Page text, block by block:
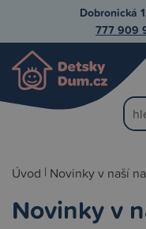
Dobronická
777 909
Úvod | Novinky v naší
Novinky v